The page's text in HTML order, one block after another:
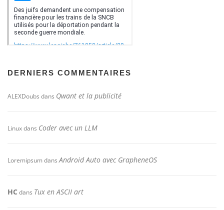
DERNIERS COMMENTAIRES
ALEXDoubs dans Qwant et la publicité
Linuxdans Coder avec un LLM
LoremipsumdansAndroid Auto avec GrapheneOS
HC dans Tux en ASCII art